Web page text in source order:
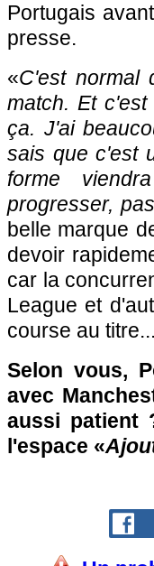
Portugais
presse.
«C'est normal
match. Et
ça. J'ai
sais que c'est
forme
progresser,
belle marque
devoir
car la
League et
course au titre...
Selon vous,
avec
aussi patient
l'espace «